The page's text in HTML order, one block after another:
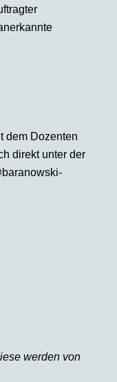
dem Dozenten
direkt unter der
werden von